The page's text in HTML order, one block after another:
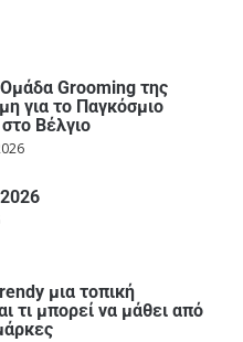
Grooming της
για το Παγκόσμιο
Βέλγιο
μια τοπική
τι μπορεί να μάθει από